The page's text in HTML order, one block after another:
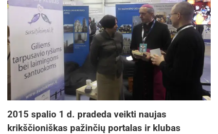
2015 spalio 1 d. pradeda veikti naujas
krikščioniškas pažinčių portalas ir klubas